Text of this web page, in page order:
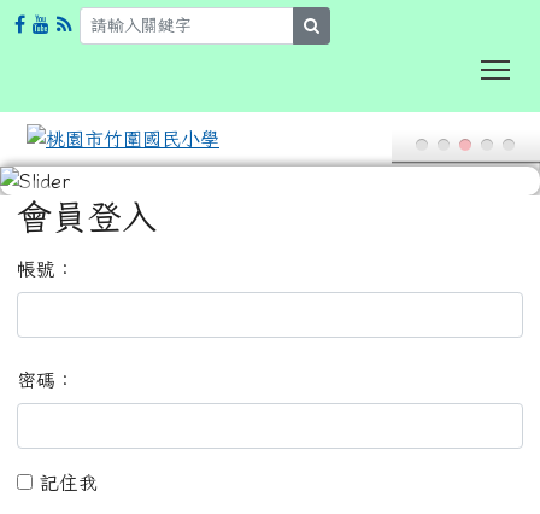
:::
會員登入
帳號：
密碼：
記住我記住我